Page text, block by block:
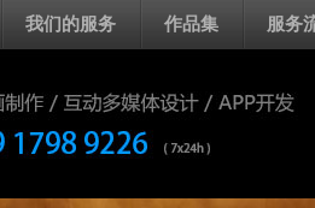
我们的服务 作品集 服务